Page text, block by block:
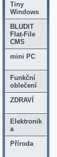
Tiny
Windows
BLUDIT
Flat-File
CMS
mini PC
Funkční
oblečení
ZDRAVÍ
Elektronik
a
Příroda